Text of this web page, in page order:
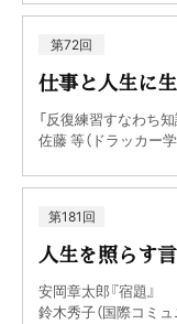
第72回
仕事と人生に
「反復練習すなわち
佐藤 等（ドラッカー
第181回
人生を照らす
安岡章太郎『宿題』
鈴木秀子（国際コミ